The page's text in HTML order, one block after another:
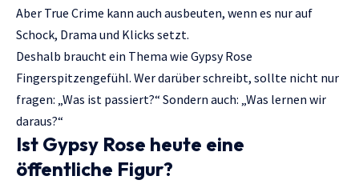
Aber True Crime kann auch ausbeuten, wenn es nur auf
Schock, Drama und Klicks setzt.
Deshalb braucht ein Thema wie Gypsy Rose
Fingerspitzengefühl. Wer darüber schreibt, sollte nicht nur
fragen: „Was ist passiert?“ Sondern auch: „Was lernen wir
daraus?“
Ist Gypsy Rose heute eine
öffentliche Figur?